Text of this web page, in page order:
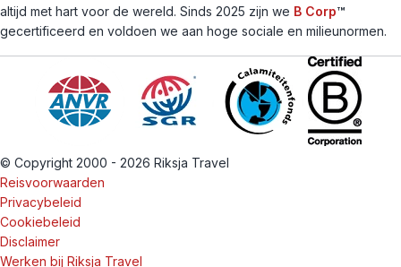
altijd met hart voor de wereld. Sinds 2025 zijn we B Corp™
gecertificeerd en voldoen we aan hoge sociale en milieunormen.
© Copyright 2000 - 2026 Riksja Travel
Reisvoorwaarden
Privacybeleid
Cookiebeleid
Disclaimer
Werken bij Riksja Travel